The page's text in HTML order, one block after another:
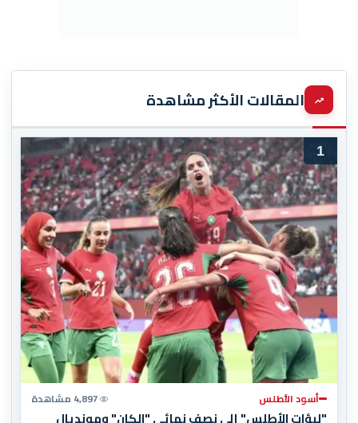
المقالات الأكثر مشاهدة
1
أسود الأطلس 4,897 مشاهدة
"لبؤات الأطلس" إلى نصف نهائي "الكان" ومونديال